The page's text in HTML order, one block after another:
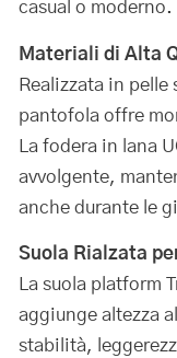
casual o moderno.
Materiali di Alta
Realizzata in
pantofola offre
La fodera in lana
avvolgente,
anche durante le
Suola Rialzata
La suola platform
aggiunge altezza
stabilità,